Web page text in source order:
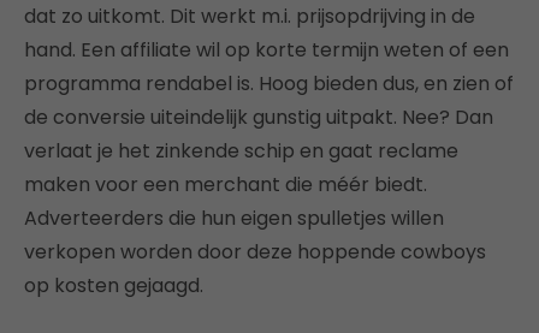
dat zo uitkomt. Dit werkt m.i. prijsopdrijving in de
hand. Een affiliate wil op korte termijn weten of een
programma rendabel is. Hoog bieden dus, en zien of
de conversie uiteindelijk gunstig uitpakt. Nee? Dan
verlaat je het zinkende schip en gaat reclame
maken voor een merchant die méér biedt.
Adverteerders die hun eigen spulletjes willen
verkopen worden door deze hoppende cowboys
op kosten gejaagd.